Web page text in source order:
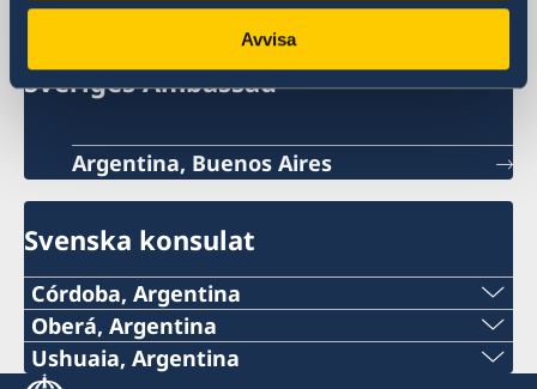
Avvisa
Sveriges Ambassad
Argentina, Buenos Aires
Svenska konsulat
Córdoba, Argentina
Det är för närvarande inte möjligt att få
konsulär service på konsulatet.
Oberá, Argentina
Tel:
Ushuaia, Argentina